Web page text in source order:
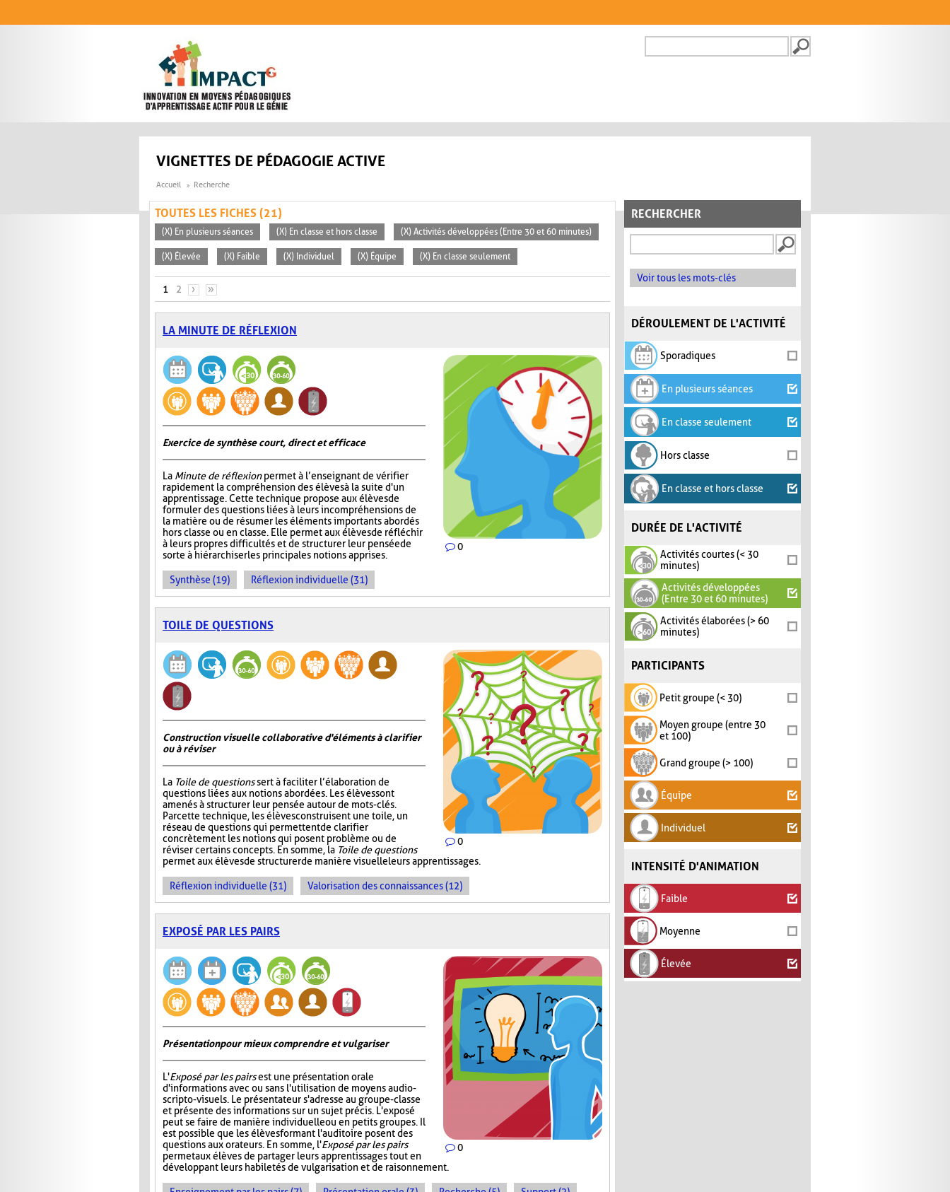
FORMULAIRE DE
VIGNETTES DE PÉDAGOGIE ACTIVE
Accueil Recherche
RECHERCHER
Voir tous les mots-clés
DÉROULEMENT DE L'ACTIVITÉ
Sporadiques
En plusieurs séances
En classe seulement
Hors classe
En classe et hors classe
DURÉE DE L'ACTIVITÉ
Activités courtes (< 30
minutes)
Activités développées
(Entre 30 et 60 minutes)
Activités élaborées (> 60
minutes)
PARTICIPANTS
Petit groupe (< 30)
Moyen groupe (entre 30
et 100)
Grand groupe (> 100)
Équipe
Individuel
INTENSITÉ D'ANIMATION
Faible
Moyenne
Élevée
TOUTES LES FICHES (21)
(X) En plusieurs séances (X) En classe et hors classe (X) Activités développées (Entre 30 et 60 minutes)
(X) Élevée (X) Faible (X) Individuel (X) Équipe (X) En classe seulement
PAGES
1 2 › »
LA MINUTE DE RÉFLEXION
0
Exercice de synthèse court, direct et efficace
La Minute de réflexionpermet à l’enseignant de vérifier
rapidement la compréhension des élèves à la suite d'un
apprentissage. Cette technique propose aux élèves de
formuler des questions liées à leurs incompréhensions de
la matière ou de résumer les éléments importants abordés
hors classe ou en classe. Elle permet aux élèves de réfléchir
à leurs propres difficultés et de structurer leur pensée de
sorte à hiérarchiser les principales notions apprises.
Synthèse (19) Réflexion individuelle (31)
TOILE DE QUESTIONS
0
Construction visuelle collaborative d'éléments à clarifier
ou à réviser
La Toile de questionssert à faciliter l’élaboration de
questions liées aux notions abordées. Les élèves sont
amenés à structurer leur pensée autour de mots-clés.
Par cette technique, les élèves construisent une toile, un
réseau de questions qui permettent de clarifier
concrètement les notions qui posent problème ou de
réviser certains concepts. En somme, la Toile de questions
permet aux élèves de structurer de manière visuelle leurs apprentissages.
Réflexion individuelle (31) Valorisation des connaissances (12)
EXPOSÉ PAR LES PAIRS
0
Présentation pour mieux comprendre et vulgariser
L'Exposé par les pairsest une présentation orale
d'informations avec ou sans l'utilisation de moyens audio-
scripto-visuels. Le présentateur s'adresse au groupe-classe
et présente des informations sur un sujet précis. L'exposé
peut se faire de manière individuelle ou en petits groupes. Il
est possible que les élèves formant l'auditoire posent des
questions aux orateurs. En somme, l'Exposé par les pairs
permet aux élèves de partager leurs apprentissages tout en
développant leurs habiletés de vulgarisation et de raisonnement.